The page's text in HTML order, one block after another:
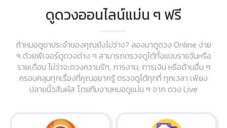
ดูดวงออนไลน์แม่น ๆ ฟรี
ถ้าหมอดูขาประจำของคุณยังไม่ว่าง? ลองมาดูดวง Online ง่าย
ๆ ด้วยฟีเจอร์ดูดวงต่าง ๆ สามารถตรวจดูได้ทั้งแบบรายวันหรือ
รายเดือน ไม่ว่าจะดวงความรัก, การงาน, การเงิน หรือด้านอื่น ๆ
ครอบคลุมทุกเรื่องที่คุณอยากรู้ ตรวจดูได้ทุกที่ ทุกเวลา เพียง
ปลายนิ้วสัมผัส โดยทีมงานหมอดูแม่น ๆ จาก ดวง Live